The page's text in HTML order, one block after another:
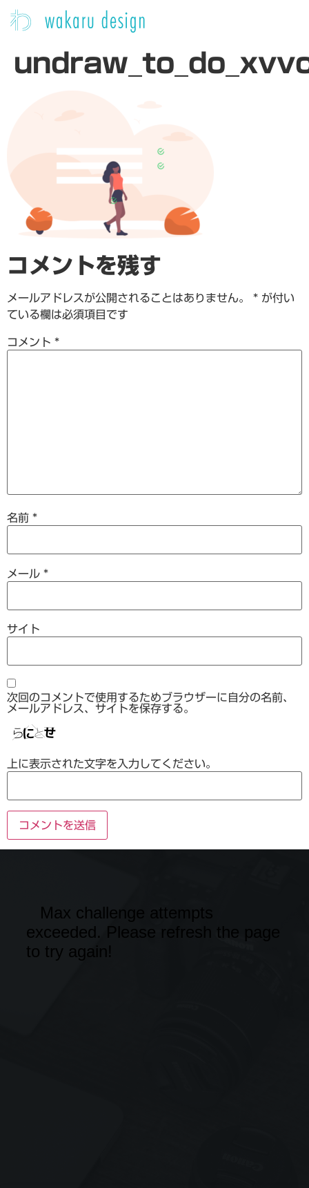
コメントを残す
メールアドレスが公開されることはありません。 * が付い
ている欄は必須項目です
コメント *
名前 *
メール *
サイト
次回のコメントで使用するためブラウザーに自分の名前、
メールアドレス、サイトを保存する。
上に表示された文字を入力してください。